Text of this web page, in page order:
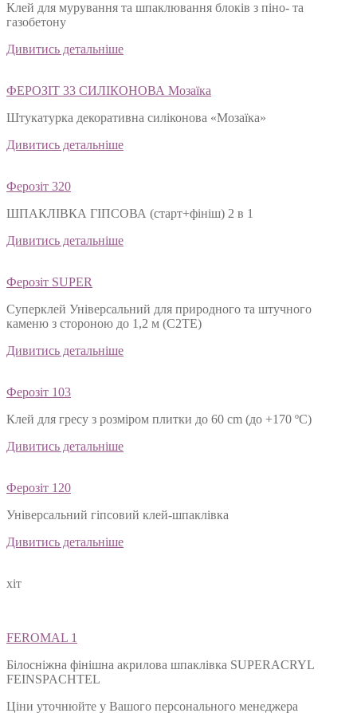
Клей для мурування та шпаклювання блоків з піно- та
газобетону
Дивитись детальніше
ФЕРОЗІТ 33 СИЛІКОНОВА Мозаїка
Штукатурка декоративна силіконова «Мозаїка»
Дивитись детальніше
Ферозіт 320
ШПАКЛІВКА ГІПСОВА (старт+фініш) 2 в 1
Дивитись детальніше
Ферозіт SUPER
Суперклей Універсальний для природного та штучного
каменю з стороною до 1,2 м (C2TЕ)
Дивитись детальніше
Ферозіт 103
Клей для гресу з розміром плитки до 60 cm (до +170 ºС)
Дивитись детальніше
Ферозіт 120
Універсальний гіпсовий клей-шпаклівка
Дивитись детальніше
хіт
FEROMAL 1
Білосніжна фінішна акрилова шпаклівка SUPERACRYL
FEINSPACHTEL
Ціни уточнюйте у Вашого персонального менеджера